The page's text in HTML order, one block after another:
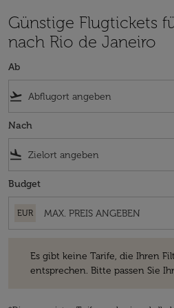
Günstige Flugtickets
nach Rio de Janeiro
Ab
flight_takeoff
Nach
flight_land
Budget
EUR
Es gibt keine Tarife, die Ihren
entsprechen. Bitte passen Sie